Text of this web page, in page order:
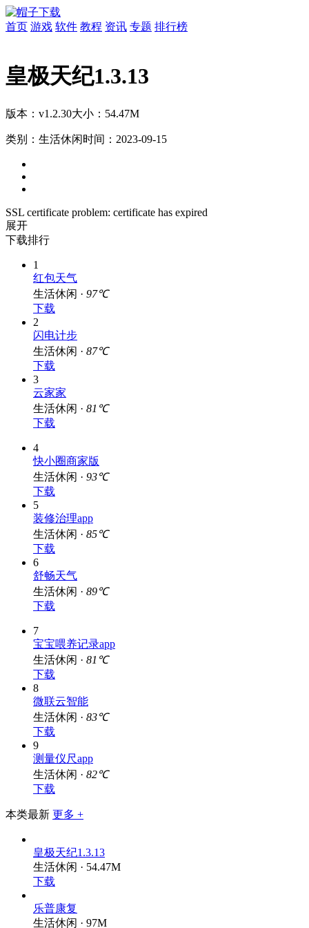
首页 游戏 软件 教程 资讯 专题 排行榜
皇极天纪1.3.13
版本：v1.2.30大小：54.47M
类别：生活休闲时间：2023-09-15
SSL certificate problem: certificate has expired
展开
下载排行
1
红包天气
生活休闲 · 97℃
下载
2
闪电计步
生活休闲 · 87℃
下载
3
云家家
生活休闲 · 81℃
下载
4
快小圈商家版
生活休闲 · 93℃
下载
5
装修治理app
生活休闲 · 85℃
下载
6
舒畅天气
生活休闲 · 89℃
下载
7
宝宝喂养记录app
生活休闲 · 81℃
下载
8
微联云智能
生活休闲 · 83℃
下载
9
测量仪尺app
生活休闲 · 82℃
下载
本类最新 更多 +
皇极天纪1.3.13
生活休闲 · 54.47M
下载
乐普康复
生活休闲 · 97M